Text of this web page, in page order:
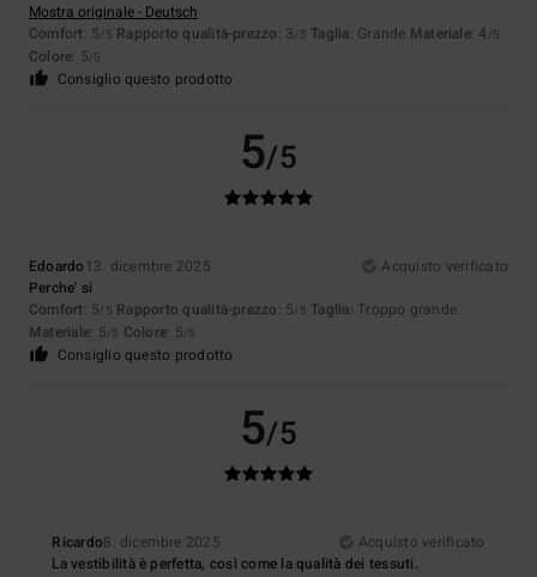
Mostra originale - Deutsch
Comfort: 5/5 Rapporto qualità-prezzo: 3/5 Taglia: Grande Materiale: 4 /5
Colore: 5/5
Consiglio questo prodotto
5/5
Edoardo 13. dicembre 2025
Acquisto verificato
Perche' si
Comfort: 5/5 Rapporto qualità-prezzo: 5/5 Taglia: Troppo grande
Materiale: 5/5 Colore: 5/5
Consiglio questo prodotto
5/5
Ricardo8. dicembre 2025
Acquisto verificato
La vestibilità è perfetta, così come la qualità dei tessuti.